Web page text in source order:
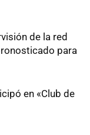
de la red
para
en «Club de